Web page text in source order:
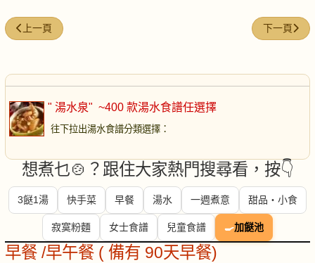
上一篇文章: 煲湯常識指南
上一頁 下一篇文章
下一頁
" 湯水泉" ~400 款湯水食譜任選擇
往下拉出湯水食譜分類選擇 ：
想煮乜🍲？跟住大家熱門搜尋看，按👇
3餸1湯 快手菜 早餐 湯水 一週煮意 甜品・小食
寂寞粉麵 女士食譜 兒童食譜 🍳加餸池
早餐 /早午餐 ( 備有 90天早餐)